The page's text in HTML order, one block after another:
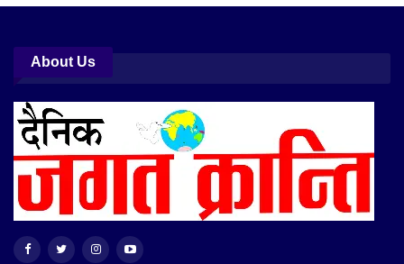
About Us